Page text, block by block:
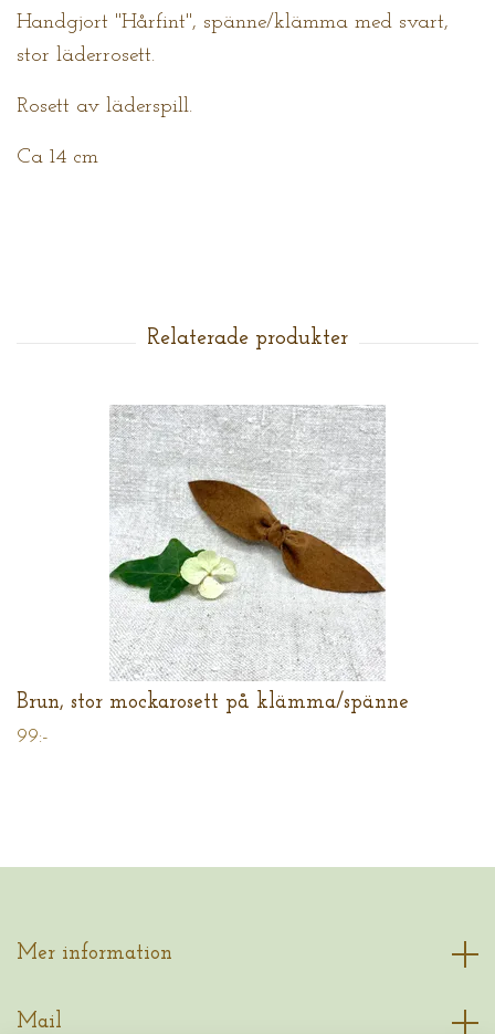
Handgjort "Hårfint", spänne/klämma med svart,
stor läderrosett.
Rosett av läderspill.
Ca 14 cm
Brun, stor mockarosett på klämma/spänne
99:-
Mer information
Mail